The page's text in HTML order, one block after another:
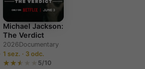
Michael Jackson:
The Verdict
2026Documentary
1 sez. · 3 odc.
5/10